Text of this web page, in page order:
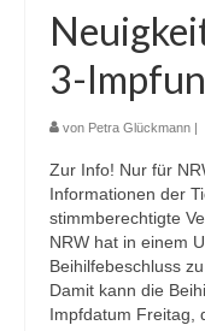
Links
Formulare
Ohrmarken
Tierärzte
Sponsoren
3-
von Petra Glückmann |
Zur Info! Nur für
Informationen der
stimmberechtigte
NRW hat in einem
Beihilfebeschluss
Damit kann die
Impfdatum Freitag,